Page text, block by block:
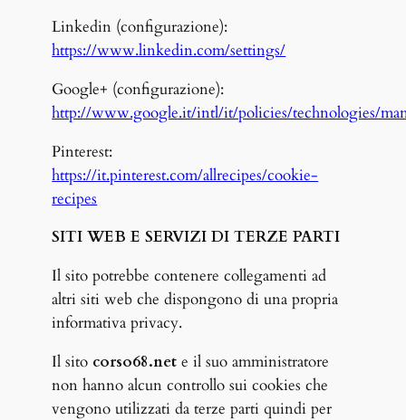
Linkedin (configurazione):
https://www.linkedin.com/settings/
Google+ (configurazione):
http://www.google.it/intl/it/policies/technologies/
Pinterest:
https://it.pinterest.com/allrecipes/cookie-
recipes
SITI WEB E SERVIZI DI TERZE PARTI
Il sito potrebbe contenere collegamenti ad
altri siti web che dispongono di una propria
informativa privacy.
Il sito corso68.net e il suo amministratore
non hanno alcun controllo sui cookies che
vengono utilizzati da terze parti quindi per